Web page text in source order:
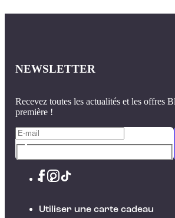
NEWSLETTER
Recevez toutes les actualités et les offres
première !
Utiliser une carte cadeau